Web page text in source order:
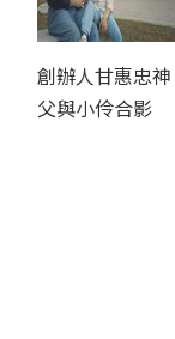
創辦人甘惠忠神
父與小伶合影